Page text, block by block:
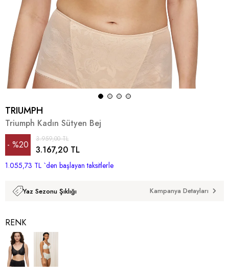
TRIUMPH
Triumph Kadın Sütyen Bej
%20
İndirim
3.959,00 TL
3.167,20 TL
1.055,73 TL `den başlayan taksitlerle
Yaz Sezonu Şıklığı Kampanya Detayları
RENK